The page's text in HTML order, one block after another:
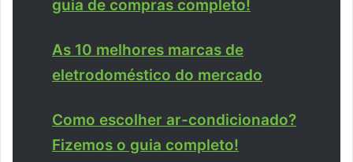
guia de compras completo!
As 10 melhores marcas de
eletrodoméstico do mercado
Como escolher ar-condicionado?
Fizemos o guia completo!